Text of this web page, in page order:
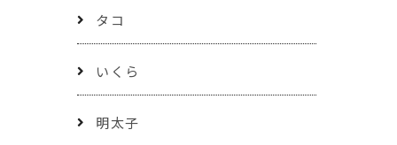
タコ
いくら
明太子